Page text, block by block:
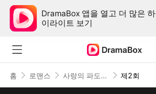
DramaBox 앱을 열고 더 많은 하
이라이트 보기
홈 로맨스 사랑의 파도가 물러갈 때 제2회